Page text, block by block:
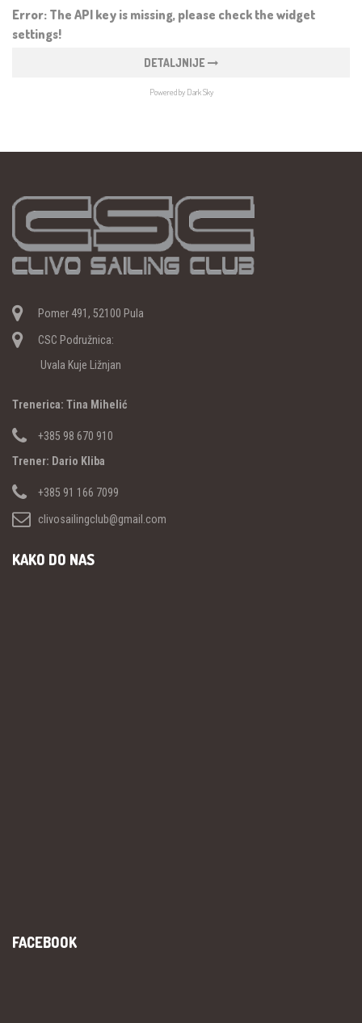
Error: The API key is missing, please check the widget
settings!
DETALJNIJE
Powered by Dark Sky
Pomer 491, 52100 Pula
CSC Podružnica:
Uvala Kuje Ližnjan
Trenerica: Tina Mihelić
+385 98 670 910
Trener: Dario Kliba
+385 91 166 7099
clivosailingclub@gmail.com
KAKO DO NAS
FACEBOOK